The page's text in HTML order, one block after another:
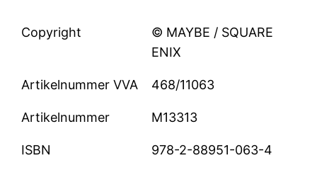
Copyright
© MAYBE / SQUARE
ENIX
Artikelnummer VVA 468/11063
Artikelnummer M13313
ISBN 978-2-88951-063-4